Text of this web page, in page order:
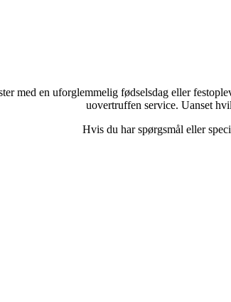
med en uforglemmelig fødselsdag eller
uovertruffen service. Uanset
Hvis du har spørgsmål eller